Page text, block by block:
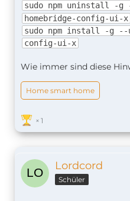
sudo npm uninstall -g
homebridge-config-ui-x
sudo npm install -g --
config-ui-x
Wie immer sind diese
Home smart home
1
Lordcord
Schüler